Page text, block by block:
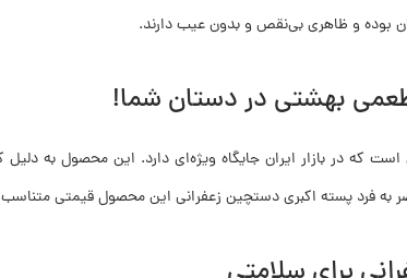
بوده و ظاهری بی‌نقص و بدون عیب دارند.
بهشتی در دستان شما!
در بازار ایران جایگاه ویژه‌ای دارد. این محصول به دلیل
فرد پسته اکبری دستچین زعفرانی این محصول قیمتی متناسب